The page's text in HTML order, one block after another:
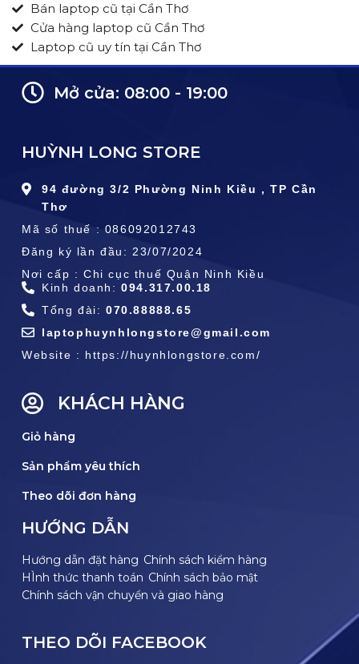
Bán laptop cũ tại Cần Thơ
Cửa hàng laptop cũ Cần Thơ
Laptop cũ uy tín tại Cần Thơ
Mở cửa: 08:00 - 19:00
HUỲNH LONG STORE
94 đường 3/2 Phường Ninh Kiều , TP Cần
Thơ
Mã số thuế : 086092012743
Đăng ký lần đầu: 23/07/2024
Nơi cấp : Chi cục thuế Quận Ninh Kiều
Kinh doanh:094.317.00.18
Tổng đài: 070.88888.65
laptophuynhlongstore@gmail.com
Website : https://huynhlongstore.com/
KHÁCH HÀNG
Giỏ hàng
Sản phẩm yêu thích
Theo dõi đơn hàng
HƯỚNG DẪN
Hướng dẫn đặt hàng Chính sách kiểm hàng
HÌnh thức thanh toán Chính sách bảo mật
Chính sách vận chuyển và giao hàng
THEO DÕI FACEBOOK